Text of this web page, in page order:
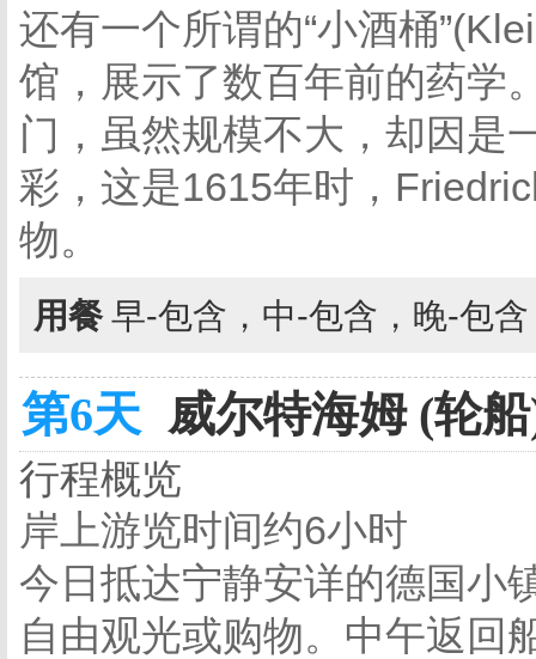
还有一个所谓的“小酒桶
馆，展示了数百年前的药学
门，虽然规模不大，却因是
彩，这是1615年时，
物。
用餐 早-包含，中-包含，晚-包
第6天 威尔特海姆 (轮
行程概览
岸上游览时间约6小时
今日抵达宁静安详的德国小
自由观光或购物。中午返回